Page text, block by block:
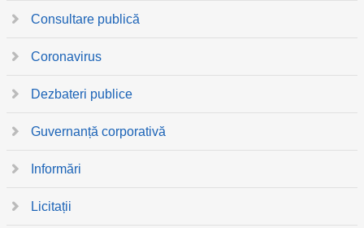
Consultare publică
Coronavirus
Dezbateri publice
Guvernanță corporativă
Informări
Licitații